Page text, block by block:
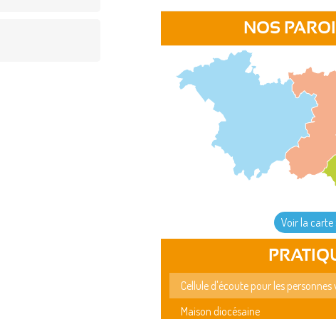
NOS
Voir la carte
Cellule d'écoute pour les
Maison diocésaine